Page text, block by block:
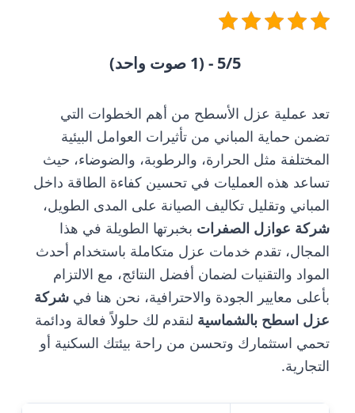
5/5 - (1 صوت واحد)
تعد عملية عزل الأسطح من أهم الخطوات التي
تضمن حماية المباني من تأثيرات العوامل البيئية
المختلفة مثل الحرارة، والرطوبة، والضوضاء، حيث
تساعد هذه العمليات في تحسين كفاءة الطاقة داخل
المباني وتقليل تكاليف الصيانة على المدى الطويل،
شركة عوازل الصفرات بخبرتها الطويلة في هذا
المجال، تقدم خدمات عزل متكاملة باستخدام أحدث
المواد والتقنيات لضمان أفضل النتائج، مع الالتزام
بأعلى معايير الجودة والاحترافية، نحن هنا في شركة
عزل اسطح بالشماسية لنقدم لك حلولاً فعالة ودائمة
تحمي استثمارك وتحسن من راحة بيئتك السكنية أو
التجارية.